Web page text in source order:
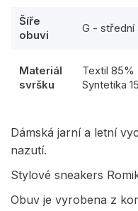
Šíře
obuvi
G - střední
Materiál
svršku
Textil 85%
Syntetika
Dámská jarní a letní
nazutí.
Stylové sneakers
Obuv je vyrobena z